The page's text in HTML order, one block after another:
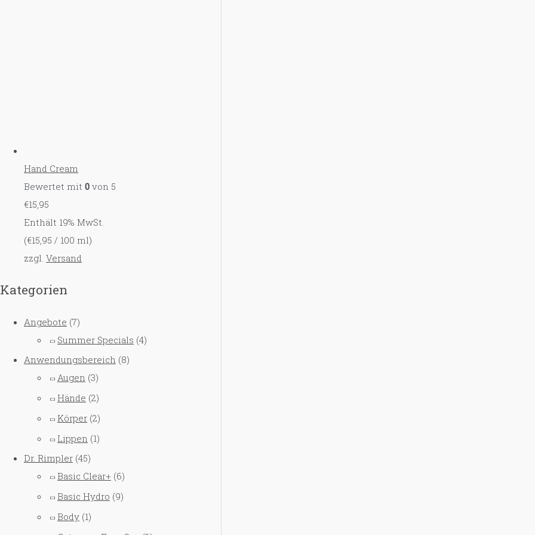
Hand Cream
Bewertet mit 0 von 5
€15,95
Enthält 19% MwSt.
(€15,95 / 100 ml)
zzgl. Versand
Kategorien
Angebote (7)
Summer Specials (4)
Anwendungsbereich (8)
Augen (3)
Hände (2)
Körper (2)
Lippen (1)
Dr. Rimpler (45)
Basic Clear+ (6)
Basic Hydro (9)
Body (1)